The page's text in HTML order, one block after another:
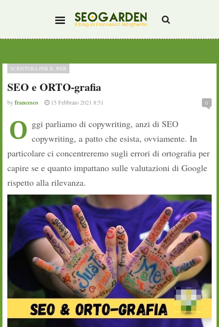
SEO e ORTO-grafia
SCRITTURA PER IL WEB
byfrancesco 15 Febbraio 2021 8:51 0
O ggi parliamo di copywriting, anzi di SEO
copywriting, a patto che esista, ovviamente. In
particolare ci concentreremo sugli errori di ortografia per
capire se e quanto impattano sulle valutazioni di Google
rispetto alla rilevanza.